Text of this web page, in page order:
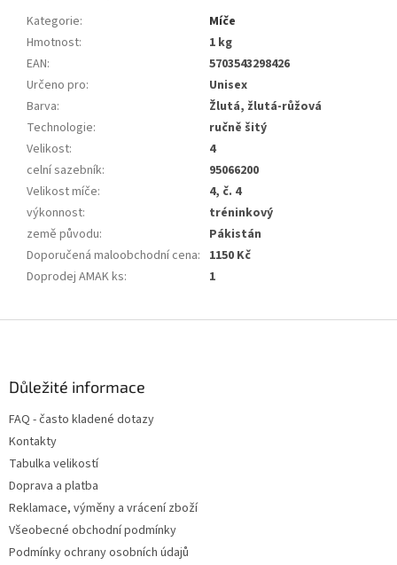
Kategorie:
Míče
Hmotnost:
1 kg
EAN:
5703543298426
Určeno pro:
Unisex
Barva:
Žlutá, žlutá-růžová
Technologie:
ručně šitý
Velikost:
4
celní sazebník:
95066200
Velikost míče:
4, č. 4
výkonnost:
tréninkový
země původu:
Pákistán
Doporučená maloobchodní cena: 1150 Kč
Doprodej AMAK ks: 1
Důležité informace
FAQ - často kladené dotazy
Kontakty
Tabulka velikostí
Doprava a platba
Reklamace, výměny a vrácení zboží
Všeobecné obchodní podmínky
Podmínky ochrany osobních údajů